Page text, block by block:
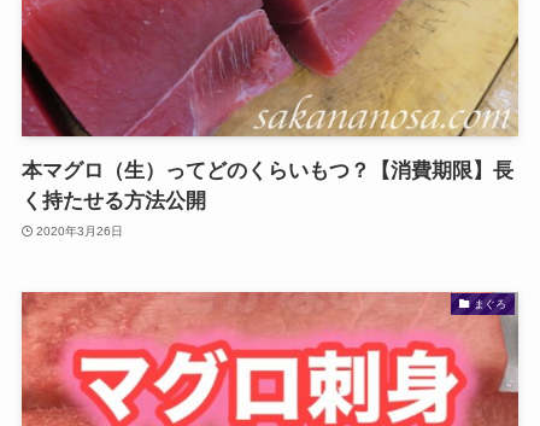
本マグロ（生）ってどのくらいもつ？【消費期限】長
く持たせる方法公開
2020年3月26日
まぐろ